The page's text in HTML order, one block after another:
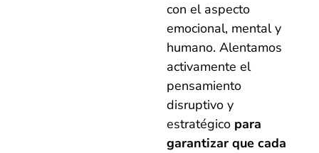
con el aspecto
emocional, mental y
humano. Alentamos
activamente el
pensamiento
disruptivo y
estratégico para
garantizar que cada